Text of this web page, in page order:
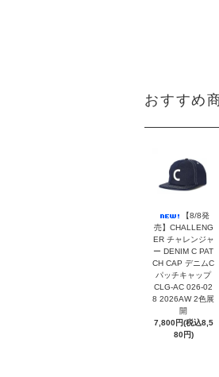
おすすめ
【8/8発
売】CHALLENG
ER チャレンジャ
ー DENIM C PAT
CH CAP デニムC
パッチキャップ
CLG-AC 026-02
8 2026AW 2色展
開
7,800円(税込8,5
80円)